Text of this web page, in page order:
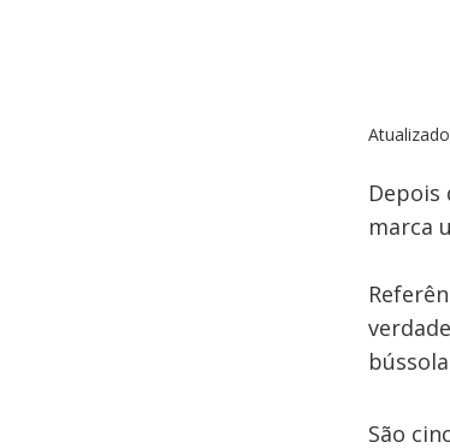
Depois
marca
São